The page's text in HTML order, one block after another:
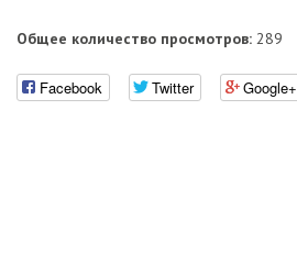
Общее количество просмотров: 289
Facebook Twitter Google+